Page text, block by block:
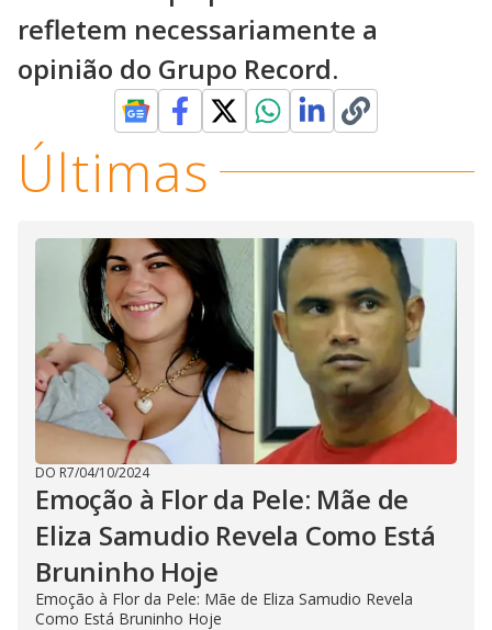
refletem necessariamente a
opinião do Grupo Record.
Últimas
DO R7/04/10/2024
Emoção à Flor da Pele: Mãe de
Eliza Samudio Revela Como Está
Bruninho Hoje
Emoção à Flor da Pele: Mãe de Eliza Samudio Revela
Como Está Bruninho Hoje